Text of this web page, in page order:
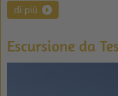
di più
Escursione da